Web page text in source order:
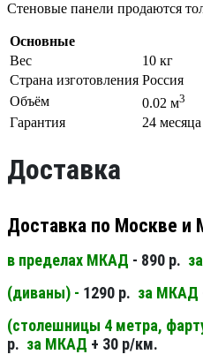
Стеновые панели продаются
Основные
Вес
10 кг
Страна изготовления Россия
Объём
0.02 м3
Гарантия 24 месяца
Доставка
Доставка по Москве и
в пределах МКАД - 890 р.
(диваны) - 1290 р. за МКАД
(столешницы 4 метра,
р. за МКАД + 30 р/км.